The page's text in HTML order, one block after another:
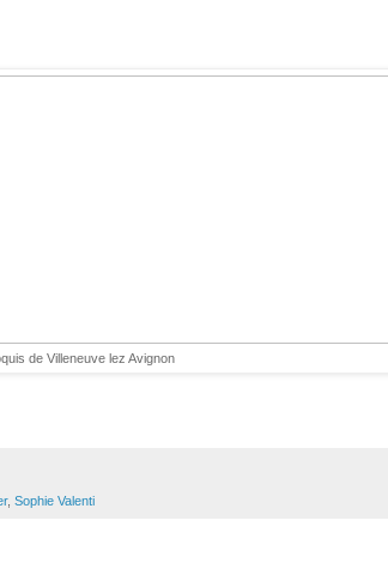
de Villeneuve lez Avignon
, Sophie Valenti